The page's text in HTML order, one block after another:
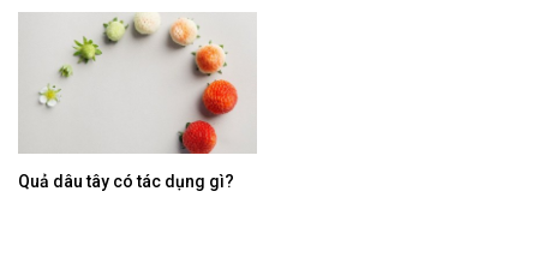
Quả dâu tây có tác dụng gì?